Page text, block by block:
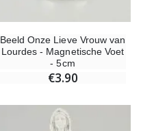
Beeld Onze Lieve Vrouw van
Lourdes - Magnetische Voet
- 5cm
€3.90